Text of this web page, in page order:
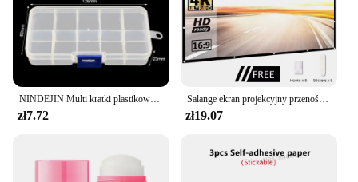
NINDEJIN Multi kratki plastikowe regulowane pudełko organizator na biżuterię ekologiczny przezroczysty wkręt na biżuterię PP
zł7.72
Salange ekran projekcyjny przenośny ekran projekcyjny 100 cala 120 cala 150 cala 16:9, ekran kinowy na zewnątrz dla podróżnego kina domowego
zł19.07